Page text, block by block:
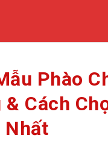
Phào
Cách
Nhất